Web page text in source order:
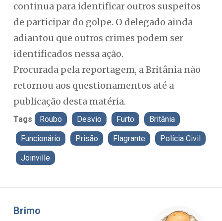
continua para identificar outros suspeitos
de participar do golpe. O delegado ainda
adiantou que outros crimes podem ser
identificados nessa ação.
Procurada pela reportagem, a Britânia não
retornou aos questionamentos até a
publicação desta matéria.
Tags Roubo Desvio Furto Britânia
Funcionário Prisão Flagrante Polícia Civil
Joinville
Brimo